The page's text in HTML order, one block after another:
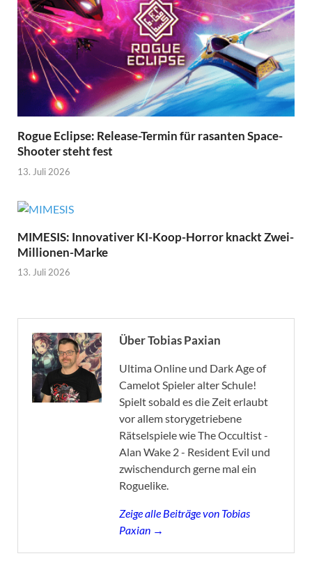
Rogue Eclipse: Release-Termin für rasanten Space-
Shooter steht fest
13. Juli 2026
MIMESIS: Innovativer KI-Koop-Horror knackt Zwei-
Millionen-Marke
13. Juli 2026
Über Tobias Paxian
Ultima Online und Dark Age of
Camelot Spieler alter Schule!
Spielt sobald es die Zeit erlaubt
vor allem storygetriebene
Rätselspiele wie The Occultist -
Alan Wake 2 - Resident Evil und
zwischendurch gerne mal ein
Roguelike.
Zeige alle Beiträge von Tobias
Paxian →